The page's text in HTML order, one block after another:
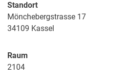
Standort
Mönchebergstrasse 17
34109 Kassel
Raum
2104